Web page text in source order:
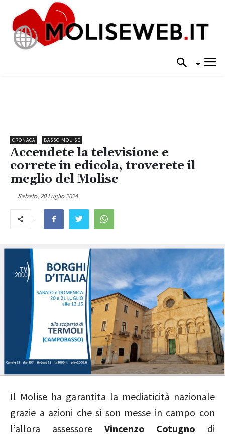
CRONACA BASSO MOLISE
Accendete la televisione e
correte in edicola, troverete il
meglio del Molise
Sabato, 20 Luglio 2024
Il Molise ha garantita la mediaticità nazionale
grazie a azioni che si son messe in campo con
l’allora assessore Vincenzo Cotugno di